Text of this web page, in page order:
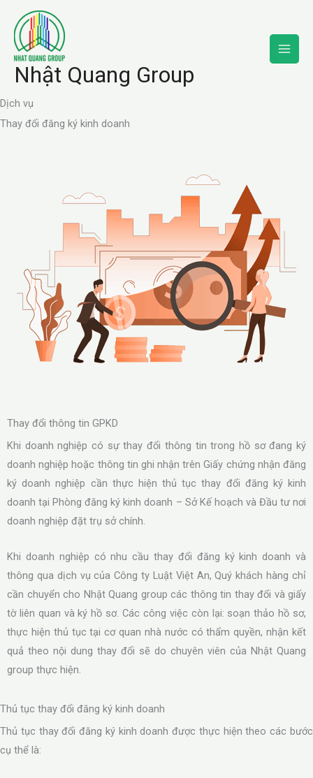
content
Nhật Quang Group
Dịch vụ
Thay đổi đăng ký kinh doanh
Thay đổi thông tin GPKD
Khi doanh nghiệp có sự thay đổi thông tin trong hồ sơ đang ký
doanh nghiệp hoặc thông tin ghi nhận trên Giấy chứng nhận đăng
ký doanh nghiệp cần thực hiện thủ tục thay đổi đăng ký kinh
doanh tại Phòng đăng ký kinh doanh – Sở Kế hoạch và Đầu tư nơi
doanh nghiệp đặt trụ sở chính.
Khi doanh nghiệp có nhu cầu thay đổi đăng ký kinh doanh và
thông qua dịch vụ của Công ty Luật Việt An, Quý khách hàng chỉ
cần chuyển cho Nhật Quang group các thông tin thay đổi và giấy
tờ liên quan và ký hồ sơ. Các công việc còn lại: soạn thảo hồ sơ,
thực hiện thủ tục tại cơ quan nhà nước có thẩm quyền, nhận kết
quả theo nội dung thay đổi sẽ do chuyên viên của Nhật Quang
group thực hiện.
Thủ tục thay đổi đăng ký kinh doanh
Thủ tục thay đổi đăng ký kinh doanh được thực hiện theo các bước
cụ thể là: